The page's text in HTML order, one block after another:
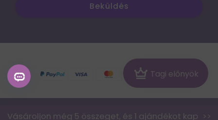
Crown Tagi előnyök
Beküldés
© 2026 vapepie-hu
Vásároljon még 5 összeget, és 1 ajándékot kap